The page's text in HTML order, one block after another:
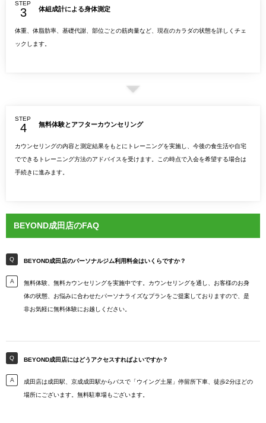
STEP
体組成計による身体測定
体重、体脂肪率、基礎代謝、部位ごとの筋肉量など、現在のカラダの状態を詳しくチェ
ックします。
STEP
無料体験とアフターカウンセリング
カウンセリングの内容と測定結果をもとにトレーニングを実施し、今後の食生活や自宅
でできるトレーニング方法のアドバイスを受けます。この時点で入会を希望する場合は
手続きに進みます。
BEYOND成田店のFAQ
BEYOND成田店のパーソナルジム利用料金はいくらですか？
無料体験、無料カウンセリングを実施中です。カウンセリングを通し、お客様のお身
体の状態、お悩みに合わせたパーソナライズなプランをご提案しておりますので、是
非お気軽に無料体験にお越しください。
BEYOND成田店にはどうアクセスすればよいですか？
成田店は成田駅、京成成田駅からバスで「ウイング土屋」停留所下車、徒歩2分ほどの
場所にございます。無料駐車場もございます。